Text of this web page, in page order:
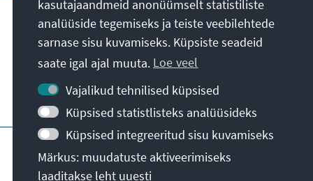
Meie missioon
Kontakt
Veel pakkumisi
Impressum Andmekaitse
Kasutustingimused
Erklärung zur Barrierefreiheit
Barriere melden
Sisukaart
kasutajaandmeid anonüümselt statistiliste
analüüside tegemiseks ja teiste veebilehtede
sarnase sisu kuvamiseks. Küpsiste seadeid
saate igal ajal muuta. Loe veel
Vajalikud tehnilised küpsised
Küpsised statistlisteks analüüsideks
Küpsised integreeritud sisu kuvamiseks
Märkus: muudatuste aktiveerimiseks
laaditakse leht uuesti